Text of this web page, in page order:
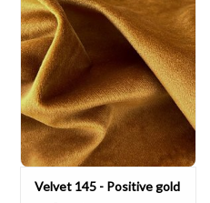
Velvet 145 - Positive gold